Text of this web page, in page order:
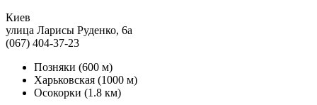
Киев
улица Ларисы Руденко, 6а
(067) 404-37-23
Позняки (600 м)
Харьковская (1000 м)
Осокорки (1.8 км)